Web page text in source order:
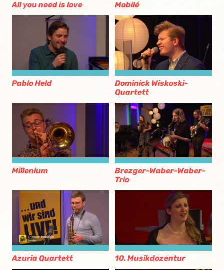
All you need is love Mobilé
Pablo Held
Dominick Wiskoski-
Quartett
Millenium
Brezger-Waber-Waber-
Trio
Azuria Quartett 10. Musikdozentur